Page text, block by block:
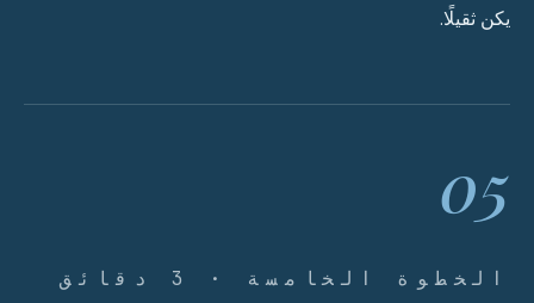
يكن ثقيلًا.
05
الخطوة الخامسة · 3 دقائق